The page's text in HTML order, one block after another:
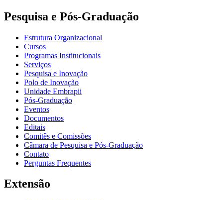
Pesquisa e Pós-Graduação
Estrutura Organizacional
Cursos
Programas Institucionais
Serviços
Pesquisa e Inovação
Polo de Inovação
Unidade Embrapii
Pós-Graduação
Eventos
Documentos
Editais
Comitês e Comissões
Câmara de Pesquisa e Pós-Graduação
Contato
Perguntas Frequentes
Extensão